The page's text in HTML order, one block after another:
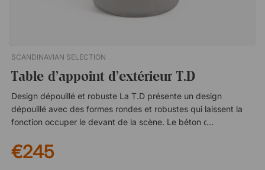
SCANDINAVIAN SELECTION
Table d'appoint d'extérieur T.D
Design dépouillé et robuste La T.D présente un design
dépouillé avec des formes rondes et robustes qui laissent la
fonction occuper le devant de la scène. Le béton durable offre
particulièrement adaptée à un usage extérieur. Spécifications
Tableau de 6 cm. Pied cylindrique de Ø30 cm. Peut être
€245